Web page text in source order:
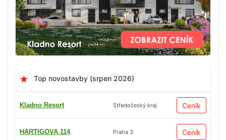
Top novostavby (srpen 2026)
Kladno Resort Středočeský kraj Ceník
HARTIGOVA 114 Praha 3 Ceník